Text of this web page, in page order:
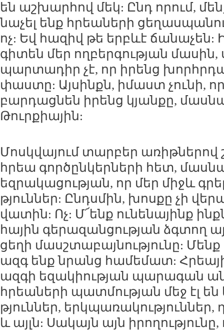
են աշ­խար­հով մեկ: Ընդ ո­րում,
նա­չել ենք հրեա­նե­րի
ոչ: Եվ հա­զիվ թե երբևէ ճա­նա­չեն:
գի­տեն մեր ող­բեր­գու­թյան մա­սին,
պար­տա­դիր չէ, որ ի­րենց
փաս­տը: Այ­սինքն, ի­մաստ չու­նի,
բար­դաց­նեն ի­րենց կյան­քը,
Թուր­քիա­յին:
Մոսկ­վա­յում տար­բեր ա­ռիթ­նե­րով
հրեա գոր­ծըն­կեր­նե­րի հետ,
եզ­րա­կա­ցու­թյան, որ մեր միջև
թյուն­ներ: Ըն­դս­մին, խոս­քը չի
վա­տին: Ոչ: Մ՜ենք ու­նե­նա­յինք
հա­յին գե­րա­զան­ցու­թյան ձգ­տող
ցե­ղի մասշ­տա­բայ­նու­թյու­նը:
ազգ ենք նրանց հա­մե­մատ:
ազ­գի ե­զա­կիու­թյան պա­րա­գան
հրեա­նե­րի պատ­մու­թյան մեջ էլ
թյուն­ներ,
և այլն: Սա­կայն այն